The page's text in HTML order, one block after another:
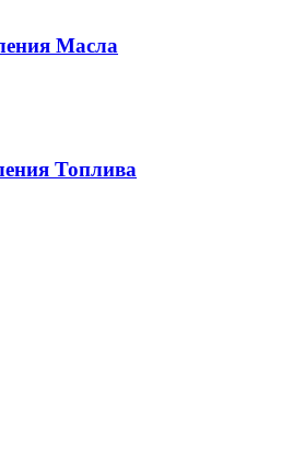
Масла
Топлива